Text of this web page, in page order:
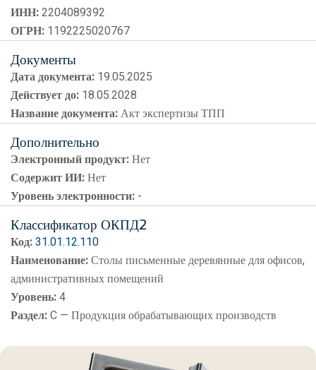
ИНН:2204089392
ОГРН: 1192225020767
Документы
Дата документа: 19.05.2025
Действует до: 18.05.2028
Название документа:Акт экспертизы ТПП
Дополнительно
Электронный продукт:Нет
Содержит ИИ:Нет
Уровень электронности: -
Классификатор ОКПД2
Код:31.01.12.110
Наименование:Столы письменные деревянные для офисов,
административных помещений
Уровень:4
Раздел:C — Продукция обрабатывающих производств